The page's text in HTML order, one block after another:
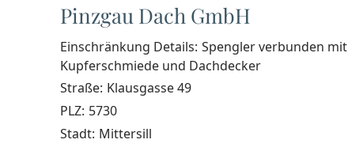
Pinzgau Dach GmbH
Einschränkung Details: Spengler verbunden mit
Kupferschmiede und Dachdecker
Straße: Klausgasse 49
PLZ: 5730
Stadt: Mittersill